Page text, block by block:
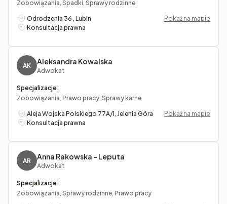
Zobowiązania, Spadki, Sprawy rodzinne
Odrodzenia 36 , Lubin
Pokaż na mapie
Konsultacja prawna
AK Aleksandra Kowalska
Adwokat
Specjalizacje:
Zobowiązania, Prawo pracy, Sprawy karne
Aleja Wojska Polskiego 77A/1, Jelenia Góra
Pokaż na mapie
Konsultacja prawna
AR Anna Rakowska – Leputa
Adwokat
Specjalizacje:
Zobowiązania, Sprawy rodzinne, Prawo pracy